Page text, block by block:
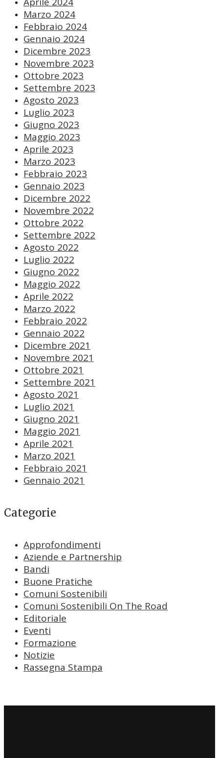
Marzo 2024
Febbraio 2024
Gennaio 2024
Dicembre 2023
Novembre 2023
Ottobre 2023
Settembre 2023
Agosto 2023
Luglio 2023
Giugno 2023
Maggio 2023
Aprile 2023
Marzo 2023
Febbraio 2023
Gennaio 2023
Dicembre 2022
Novembre 2022
Ottobre 2022
Settembre 2022
Agosto 2022
Luglio 2022
Giugno 2022
Maggio 2022
Aprile 2022
Marzo 2022
Febbraio 2022
Gennaio 2022
Dicembre 2021
Novembre 2021
Ottobre 2021
Settembre 2021
Agosto 2021
Luglio 2021
Giugno 2021
Maggio 2021
Aprile 2021
Marzo 2021
Febbraio 2021
Gennaio 2021
Categorie
Approfondimenti
Aziende e Partnership
Bandi
Buone Pratiche
Comuni Sostenibili
Comuni Sostenibili On The Road
Editoriale
Eventi
Formazione
Notizie
Rassegna Stampa